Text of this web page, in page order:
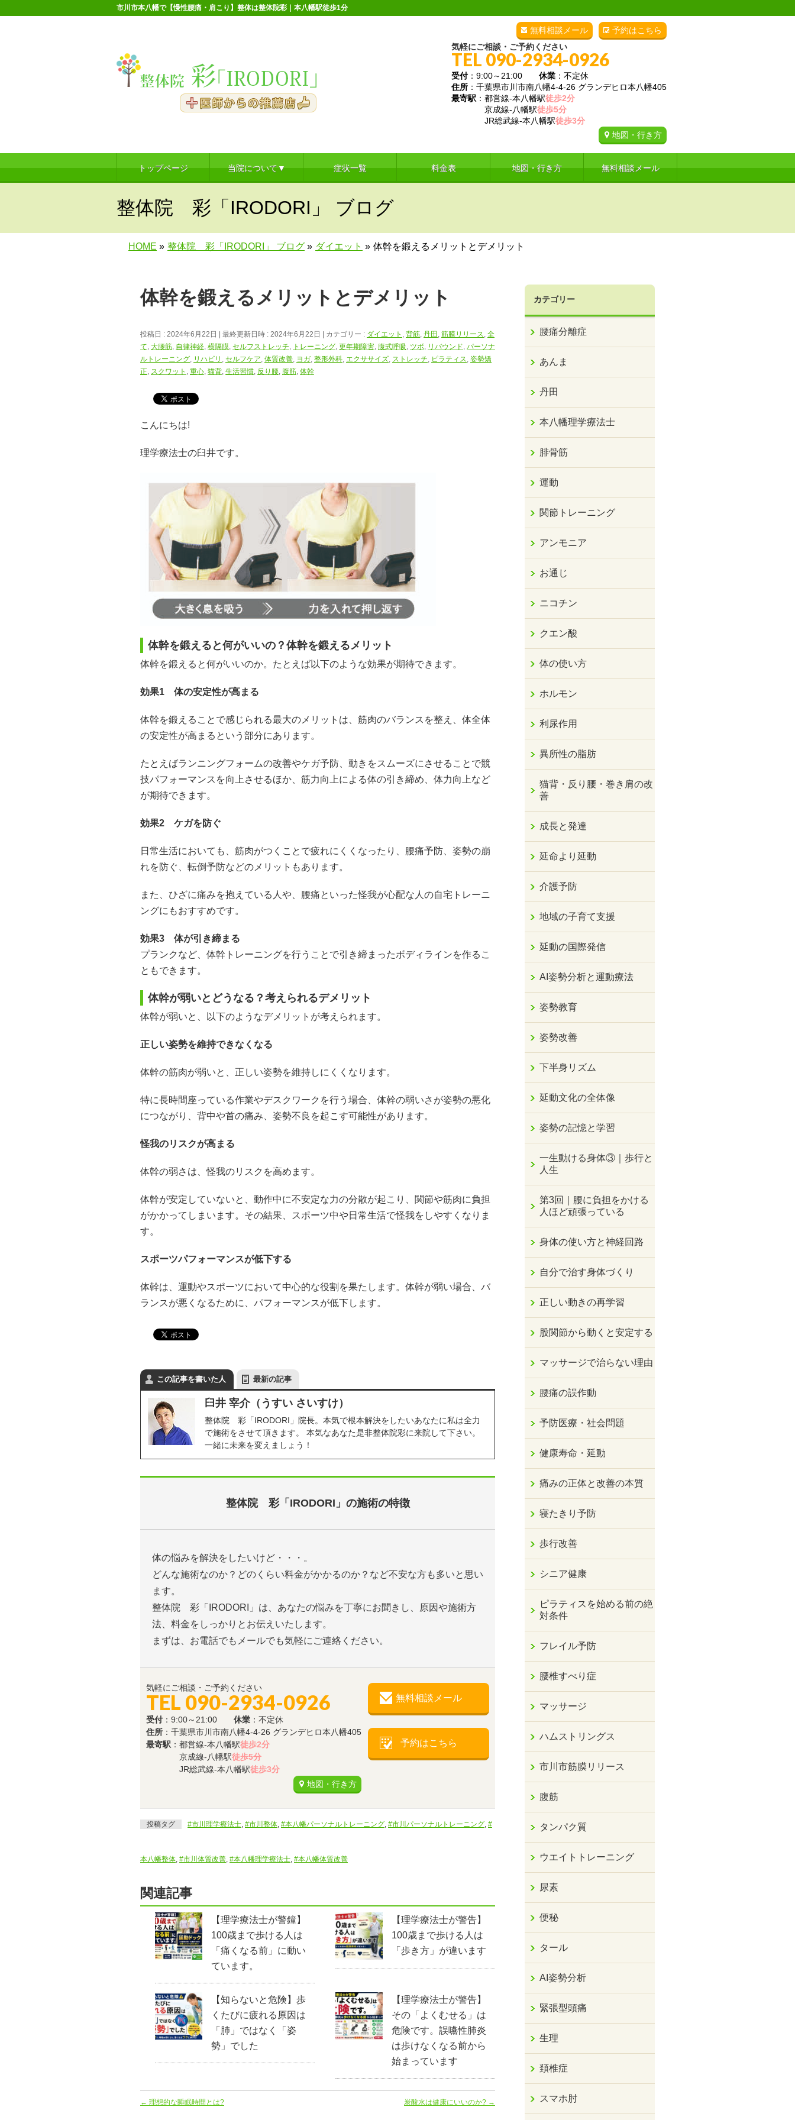
市川市本八幡で【慢性腰痛・肩こり】整体は整体院彩｜本八幡駅徒歩1分
予約はこちら
無料相談メール
気軽にご相談・ご予約ください
TEL 090-2934-0926
受付：9:00～21:00 休業 ：不定休
住所 ：千葉県市川市南八幡4-4-26 グランデヒロ本八幡405
最寄駅 ：都営線-本八幡駅徒歩2分
京成線-八幡駅徒歩5分
JR総武線-本八幡駅徒歩3分
地図・行き方
トップページ 当院について▼ 症状一覧 料金表 地図・行き方 無料相談メール
整体院 彩「IRODORI」 ブログ
HOME » 整体院 彩「IRODORI」 ブログ » ダイエット » 体幹を鍛えるメリットとデメリット
体幹を鍛えるメリットとデメリット
投稿日 : 2024年6月22日 最終更新日時 : 2024年6月22日 カテゴリー : ダイエット , 背筋, 丹田 , 筋膜リリース, 全
て, 大腰筋, 自律神経, 横隔膜, セルフストレッチ, トレーニング, 更年期障害, 腹式呼吸, ツボ, リバウンド, パーソナ
ルトレーニング, リハビリ , セルフケア, 体質改善, ヨガ, 整形外科, エクササイズ, ストレッチ, ピラティス, 姿勢矯
正, スクワット , 重心, 猫背, 生活習慣, 反り腰, 腹筋, 体幹
こんにちは!
理学療法士の臼井です。
体幹を鍛えると何がいいの？体幹を鍛えるメリット
体幹を鍛えると何がいいのか。たとえば以下のような効果が期待できます。
効果1 体の安定性が高まる
体幹を鍛えることで感じられる最大のメリットは、筋肉のバランスを整え、体全体
の安定性が高まるという部分にあります。
たとえばランニングフォームの改善やケガ予防、動きをスムーズにさせることで競
技パフォーマンスを向上させるほか、筋力向上による体の引き締め、体力向上など
が期待できます。
効果2 ケガを防ぐ
日常生活においても、筋肉がつくことで疲れにくくなったり、腰痛予防、姿勢の崩
れを防ぐ、転倒予防などのメリットもあります。
また、ひざに痛みを抱えている人や、腰痛といった怪我が心配な人の自宅トレーニ
ングにもおすすめです。
効果3 体が引き締まる
プランクなど、体幹トレーニングを行うことで引き締まったボディラインを作るこ
ともできます。
体幹が弱いとどうなる？考えられるデメリット
体幹が弱いと、以下のようなデメリットが考えられます。
正しい姿勢を維持できなくなる
体幹の筋肉が弱いと、正しい姿勢を維持しにくくなります。
特に長時間座っている作業やデスクワークを行う場合、体幹の弱いさが姿勢の悪化
につながり、背中や首の痛み、姿勢不良を起こす可能性があります。
怪我のリスクが高まる
体幹の弱さは、怪我のリスクを高めます。
体幹が安定していないと、動作中に不安定な力の分散が起こり、関節や筋肉に負担
がかかってしまいます。その結果、スポーツ中や日常生活で怪我をしやすくなりま
す。
スポーツパフォーマンスが低下する
体幹は、運動やスポーツにおいて中心的な役割を果たします。体幹が弱い場合、バ
ランスが悪くなるために、パフォーマンスが低下します。
この記事を書いた人 最新の記事
臼井 宰介（うすい さいすけ）
整体院 彩「IRODORI」院長。本気で根本解決をしたいあなたに私は全力
で施術をさせて頂きます。 本気なあなた是非整体院彩に来院して下さい。
一緒に未来を変えましょう！
整体院 彩「IRODORI」の施術の特徴
体の悩みを解決をしたいけど・・・。
どんな施術なのか？どのくらい料金がかかるのか？など不安な方も多いと思い
ます。
整体院 彩「IRODORI」は、あなたの悩みを丁寧にお聞きし、原因や施術方
法、料金をしっかりとお伝えいたします。
まずは、お電話でもメールでも気軽にご連絡ください。
気軽にご相談・ご予約ください
TEL 090-2934-0926
受付 ：9:00～21:00 休業 ：不定休
住所 ：千葉県市川市南八幡4-4-26 グランデヒロ本八幡405
最寄駅 ：都営線-本八幡駅徒歩2分
京成線-八幡駅徒歩5分
JR総武線-本八幡駅徒歩3分
地図・行き方
無料相談メール
予約はこちら
投稿タグ #市川理学療法士, #市川整体, #本八幡パーソナルトレーニング, #市川パーソナルトレーニング, #
本八幡整体, #市川体質改善, #本八幡理学療法士, #本八幡体質改善
関連記事
【理学療法士が警鐘】
100歳まで歩ける人は
「痛くなる前」に動い
ています。
【理学療法士が警告】
100歳まで歩ける人は
「歩き方」が違います
【知らないと危険】歩
くたびに疲れる原因は
「肺」ではなく「姿
勢」でした
【理学療法士が警告】
その「よくむせる」は
危険です。誤嚥性肺炎
は歩けなくなる前から
始まっています
← 理想的な睡眠時間とは? 炭酸水は健康にいいのか? →
カテゴリー
腰痛分離症
あんま
丹田
本八幡理学療法士
腓骨筋
運動
関節トレーニング
アンモニア
お通じ
ニコチン
クエン酸
体の使い方
ホルモン
利尿作用
異所性の脂肪
猫背・反り腰・巻き肩の改
善
成長と発達
延命より延動
介護予防
地域の子育て支援
延動の国際発信
AI姿勢分析と運動療法
姿勢教育
姿勢改善
下半身リズム
延動文化の全体像
姿勢の記憶と学習
一生動ける身体③｜歩行と
人生
第3回｜腰に負担をかける
人ほど頑張っている
身体の使い方と神経回路
自分で治す身体づくり
正しい動きの再学習
股関節から動くと安定する
マッサージで治らない理由
腰痛の誤作動
予防医療・社会問題
健康寿命・延動
痛みの正体と改善の本質
寝たきり予防
歩行改善
シニア健康
ピラティスを始める前の絶
対条件
フレイル予防
腰椎すべり症
マッサージ
ハムストリングス
市川市筋膜リリース
腹筋
タンパク質
ウエイトトレーニング
尿素
便秘
タール
AI姿勢分析
緊張型頭痛
生理
頚椎症
スマホ肘